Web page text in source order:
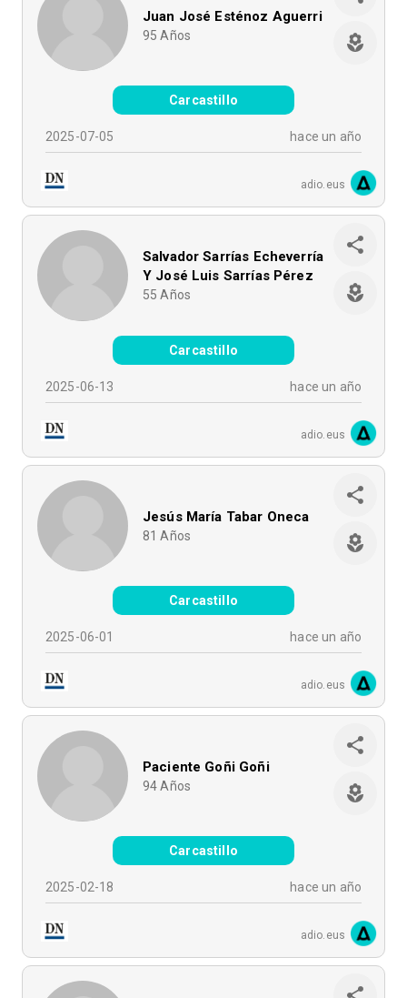
Juan José Esténoz Aguerri
95 Años
Carcastillo
2025-07-05 hace un año
adio.eus
Salvador Sarrías Echeverría
Y José Luis Sarrías Pérez
55 Años
Carcastillo
2025-06-13 hace un año
adio.eus
Jesús María Tabar Oneca
81 Años
Carcastillo
2025-06-01 hace un año
adio.eus
Paciente Goñi Goñi
94 Años
Carcastillo
2025-02-18 hace un año
adio.eus